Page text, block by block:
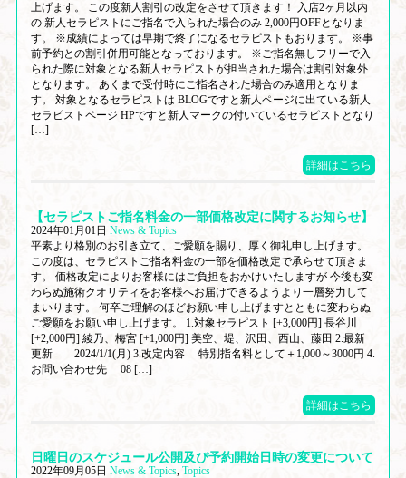
上げます。 この度新人割引の改定をさせて頂きます！ 入店2ヶ月以内
の 新人セラピストにご指名で入られた場合のみ 2,000円OFFとなりま
す。 ※成績によっては早期で終了になるセラピストもおります。 ※事
前予約との割引併用可能となっております。 ※ご指名無しフリーで入
られた際に対象となる新人セラピストが担当された場合は割引対象外
となります。 あくまで受付時にご指名された場合のみ適用となりま
す。 対象となるセラピストは BLOGですと新人ページに出ている新人
セラピストページ HPですと新人マークの付いているセラピストとなり
[…]
詳細はこちら
【セラピストご指名料金の一部価格改定に関するお知らせ】
2024年01月01日 News & Topics
平素より格別のお引き立て、ご愛願を賜り、厚く御礼申し上げます。
この度は、セラピストご指名料金の一部を価格改定で承らせて頂きま
す。 価格改定によりお客様にはご負担をおかけいたしますが 今後も変
わらぬ施術クオリティをお客様へお届けできるようより一層努力して
まいります。 何卒ご理解のほどお願い申し上げますとともに変わらぬ
ご愛願をお願い申し上げます。 1.対象セラピスト [+3,000円] 長谷川
[+2,000円] 綾乃、梅宮 [+1,000円] 美空、堤、沢田、西山、藤田 2.最新
更新 2024/1/1(月) 3.改定内容 特別指名料として＋1,000～3000円 4.
お問い合わせ先 08 […]
詳細はこちら
日曜日のスケジュール公開及び予約開始日時の変更について
2022年09月05日 News & Topics, Topics